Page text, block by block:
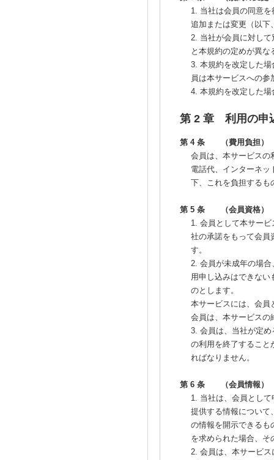
1. 当社は会員の同意
追加または変更（以下
2. 当社が会員に対し
と本規約の定めが異
3. 本規約を改定した
員は本サービスへの
4. 本規約を改定した
第 2 章 利用の申
第 4 条 （費用負担）
会員は、本サービスの
電話代、インターネ
下、これを負担するも
第 5 条 （会員資格）
1. 会員として本サー
社の承諾をもって会員
す。
2. 会員が未成年の場
用申し込みはできな
のとします。
本サービスには、会員
会員は、本サービスの
3. 会員は、当社が定
の利用を終了すること
ればなりません。
第 6 条 （会員情報）
1. 当社は、会員とし
提供する情報について
の情報を開示できるも
を求められた場合、そ
2. 会員は、本サービ